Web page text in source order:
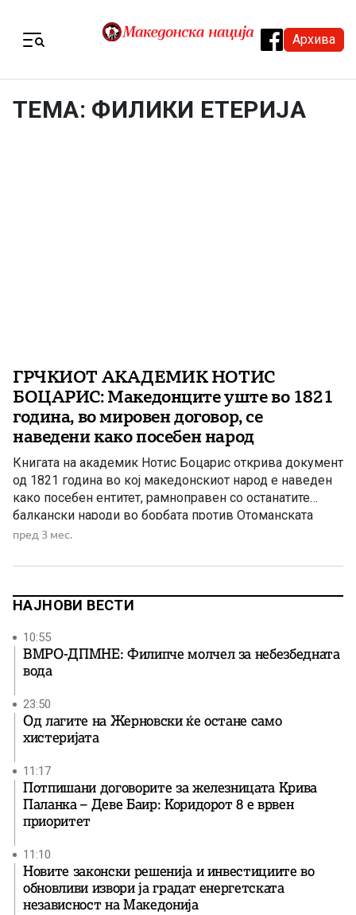
Архива
ТЕМА: ФИЛИКИ ЕТЕРИЈА
ГРЧКИОТ АКАДЕМИК НОТИС
БОЦАРИС: Македонците уште во 1821
година, во мировен договор, се
наведени како посебен народ
Книгата на академик Нотис Боцарис открива документ
од 1821 година во кој македонскиот народ е наведен
како посебен ентитет, рамноправен со останатите
балкански народи во борбата против Отоманската
Империја.
пред 3 мес.
НАЈНОВИ ВЕСТИ
10:55
ВМРО-ДПМНЕ: Филипче молчел за небезбедната
вода
23:50
Од лагите на Жерновски ќе остане само
хистеријата
11:17
Потпишани договорите за железницата Крива
Паланка – Деве Баир: Коридорот 8 е врвен
приоритет
11:10
Новите законски решенија и инвестициите во
обновливи извори ја градат енергетската
независност на Македонија